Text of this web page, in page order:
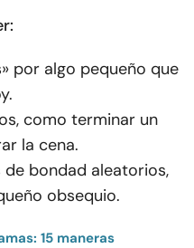
por algo pequeño que
como terminar un
la cena.
bondad aleatorios,
obsequio.
15 maneras